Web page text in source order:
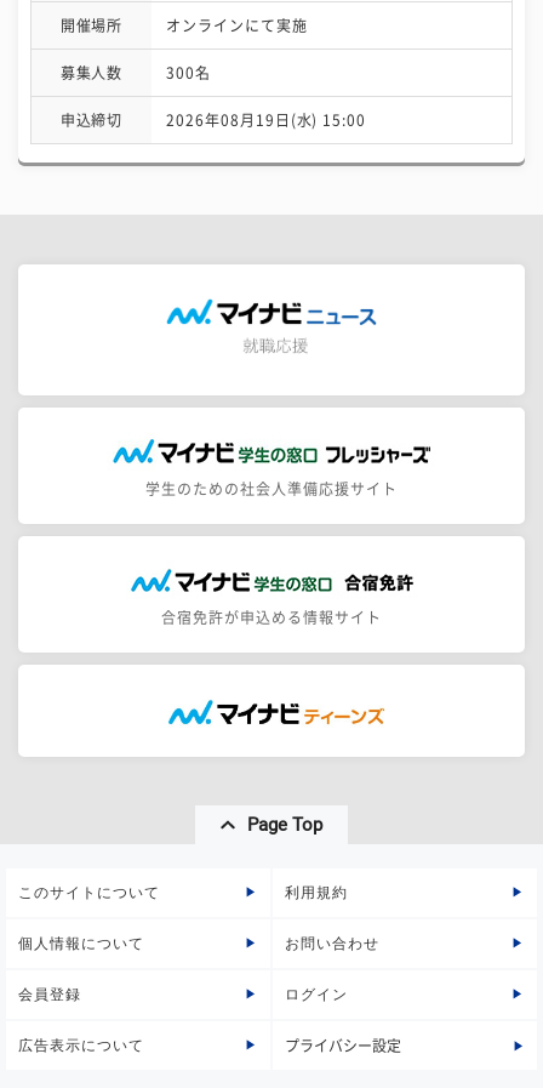
開催場所 オンラインにて実施
募集人数 300名
申込締切 2026年08月19日(水) 15:00
学生のための社会人準備応援サイト
合宿免許が申込める情報サイト
Page Top
このサイトについて 利用規約
個人情報について お問い合わせ
会員登録 ログイン
広告表示について プライバシー設定